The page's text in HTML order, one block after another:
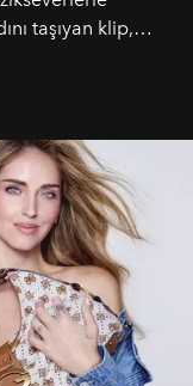
taşıyan klip,